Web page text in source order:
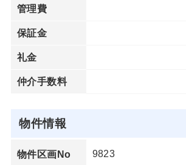
管理費
保証金
礼金
仲介手数料
物件情報
物件区画No 9823